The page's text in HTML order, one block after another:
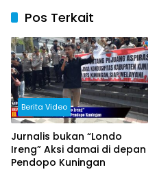
Pos Terkait
Berita Video
Jurnalis bukan “Londo
Ireng” Aksi damai di depan
Pendopo Kuningan